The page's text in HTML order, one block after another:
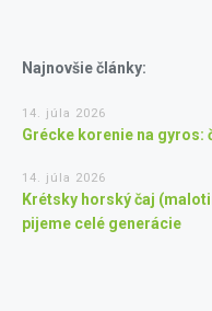
Najnovšie články:
14. júla 2026
Grécke korenie na gyros:
14. júla 2026
Krétsky horský čaj
pijeme celé generácie